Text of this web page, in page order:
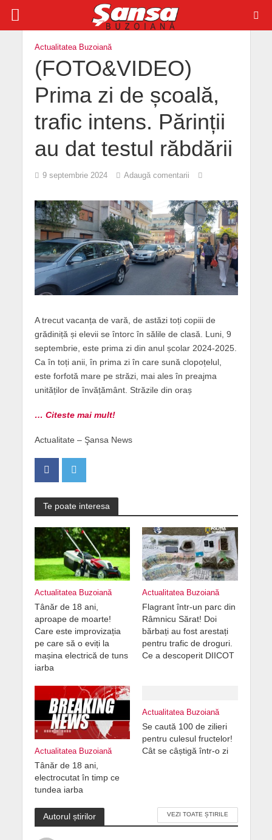
Actualitatea Buzoiană
(FOTO&VIDEO)
Prima zi de școală,
trafic intens. Părinții
au dat testul răbdării
9 septembrie 2024 Adaugă comentarii
A trecut vacanța de vară, de astăzi toți copiii de
grădiniță și elevii se întorc în sălile de clasă. Luni, 9
septembrie, este prima zi din anul școlar 2024-2025.
Ca în toți anii, în prima zi în care sună clopoțelul,
este forfotă mare pe străzi, mai ales în preajma
unităților de învățământ. Străzile din oraș
… Citeste mai mult!
Actualitate – Şansa News
Te poate interesa
Actualitatea Buzoiană
Tânăr de 18 ani,
aproape de moarte!
Care este improvizația
pe care să o eviți la
mașina electrică de tuns
iarba
Actualitatea Buzoiană
Flagrant într-un parc din
Râmnicu Sărat! Doi
bărbați au fost arestați
pentru trafic de droguri.
Ce a descoperit DIICOT
Actualitatea Buzoiană
Tânăr de 18 ani,
electrocutat în timp ce
tundea iarba
Actualitatea Buzoiană
Se caută 100 de zilieri
pentru culesul fructelor!
Cât se câștigă într-o zi
Autorul știrilor VEZI TOATE ȘTIRILE